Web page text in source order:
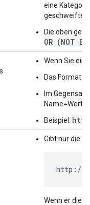
eine
geschweiften
Die oben
OR (NOT
Wenn Sie
Das Format
Im
Name=Wert-
Beispiel:
Gibt nur die
http://
Wenn er